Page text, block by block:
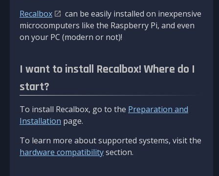
Recalbox
can be easily installed on inexpensive
microcomputers like the Raspberry Pi, and even
on your PC (modern or not)!
I want to install Recalbox! Where do I
start?
To install Recalbox, go to the Preparation and
Installation page.
To learn more about supported systems, visit the
hardware compatibilitysection.